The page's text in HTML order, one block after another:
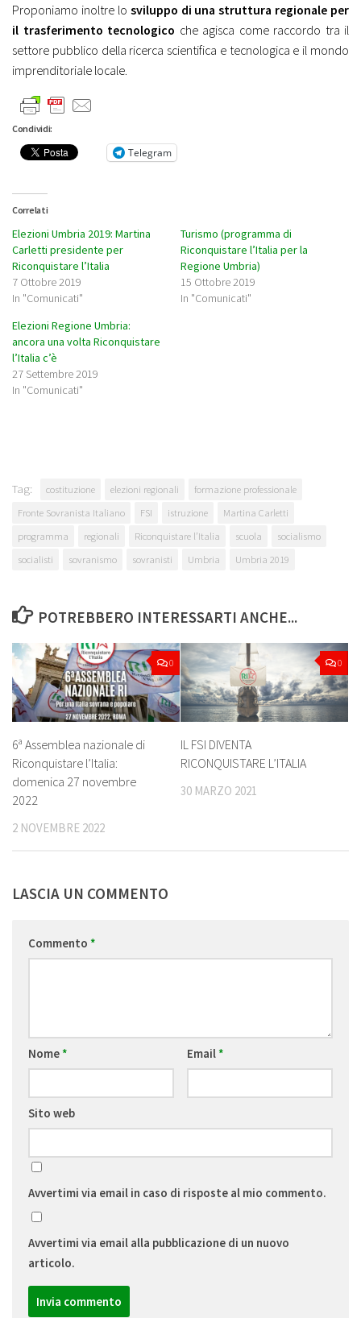
Proponiamo inoltre lo sviluppo di una struttura regionale per
il trasferimento tecnologico che agisca come raccordo tra il
settore pubblico della ricerca scientifica e tecnologica e il mondo
imprenditoriale locale.
Condividi:
Telegram
Correlati
Elezioni Umbria 2019: Martina
Carletti presidente per
Riconquistare l’Italia
7 Ottobre 2019
In "Comunicati"
Turismo (programma di
Riconquistare l’Italia per la
Regione Umbria)
15 Ottobre 2019
In "Comunicati"
Elezioni Regione Umbria:
ancora una volta Riconquistare
l’Italia c’è
27 Settembre 2019
In "Comunicati"
Tag: costituzione elezioni regionali
formazione professionale
Fronte Sovranista Italiano
FSI istruzione
Martina Carletti
programma
regionali Riconquistare l’Italia scuola
socialismo
socialisti
sovranismo sovranisti Umbria Umbria 2019
POTREBBERO INTERESSARTI ANCHE...
0
6ª Assemblea nazionale di
Riconquistare l’Italia:
domenica 27 novembre
2022
2 NOVEMBRE 2022
0
IL FSI DIVENTA
RICONQUISTARE L’ITALIA
30 MARZO 2021
LASCIA UN COMMENTO
Commento *
Nome* Email*
Sito web
Avvertimi via email in caso di risposte al mio commento.
Avvertimi via email alla pubblicazione di un nuovo
articolo.